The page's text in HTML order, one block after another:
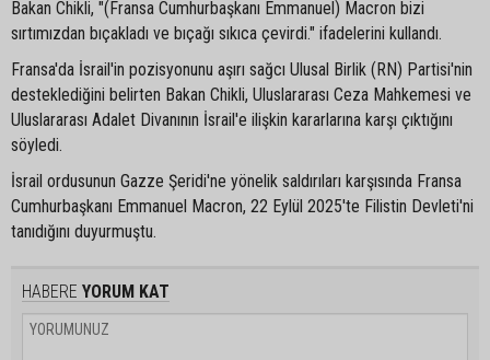
Bakan Chikli, "(Fransa Cumhurbaşkanı Emmanuel) Macron bizi
sırtımızdan bıçakladı ve bıçağı sıkıca çevirdi." ifadelerini kullandı.
Fransa'da İsrail'in pozisyonunu aşırı sağcı Ulusal Birlik (RN) Partisi'nin
desteklediğini belirten Bakan Chikli, Uluslararası Ceza Mahkemesi ve
Uluslararası Adalet Divanının İsrail'e ilişkin kararlarına karşı çıktığını
söyledi.
İsrail ordusunun Gazze Şeridi'ne yönelik saldırıları karşısında Fransa
Cumhurbaşkanı Emmanuel Macron, 22 Eylül 2025'te Filistin Devleti'ni
tanıdığını duyurmuştu.
HABERE YORUM KAT